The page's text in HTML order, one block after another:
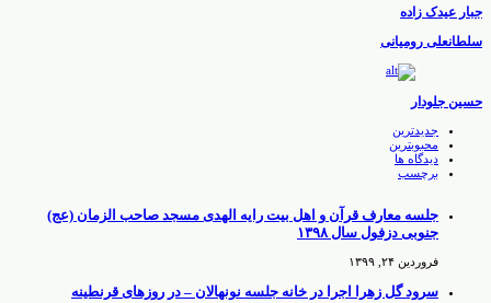
جبار عیدک زاده
سلطانعلی رومیانی
حسین جلودار
جدیدترین
محبوبترین
دیدگاه ها
برچسب
جلسه معارف قرآن و اهل بیت رایه الهدی مسجد صاحب الزمان (عج)
جنوبی دزفول سال ۱۳۹۸
فروردین ۲۴, ۱۳۹۹
سرود گل زهرا اجرا در خانه جلسه نونهالان – در روزهای قرنطینه